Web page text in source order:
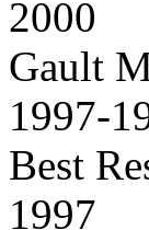
2000
Gault
1997-
Best
1997